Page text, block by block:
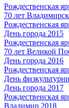
Рождественская
70 лет
Рождественская
День города 2015
Рождественская
70 лет Великой
День города 2016
Рождественская
День
День города 2017
Рождественская
Владимир 2018